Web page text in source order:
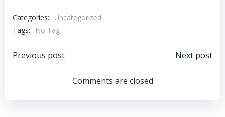
Categories:
Uncategorized
Tags:
No Tag
Bericht
Previous post Next post
Comments are closed